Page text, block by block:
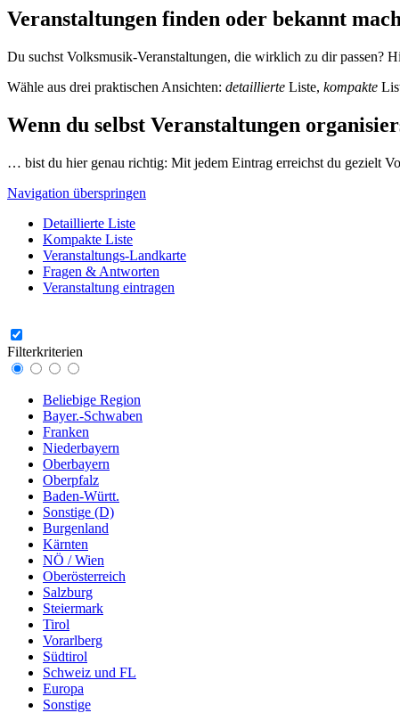
Veranstaltungen finden oder bekannt
Du suchst Volksmusik-Veranstaltungen, die wirklich zu dir passen?
Wähle aus drei praktischen Ansichten: detaillierte Liste, kompakte
Wenn du selbst Veranstaltungen
… bist du hier genau richtig: Mit jedem Eintrag erreichst du gezielt
Navigation überspringen
Detaillierte Liste
Kompakte Liste
Veranstaltungs-Landkarte
Fragen & Antworten
Veranstaltung eintragen
Filterkriterien
Beliebige Region
Bayer.-Schwaben
Franken
Niederbayern
Oberbayern
Oberpfalz
Baden-Württ.
Sonstige (D)
Burgenland
Kärnten
NÖ / Wien
Oberösterreich
Salzburg
Steiermark
Tirol
Vorarlberg
Südtirol
Schweiz und FL
Europa
Sonstige